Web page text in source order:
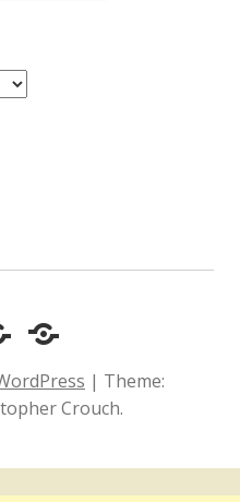
Diário
um
surdo
| Theme:
Crouch.